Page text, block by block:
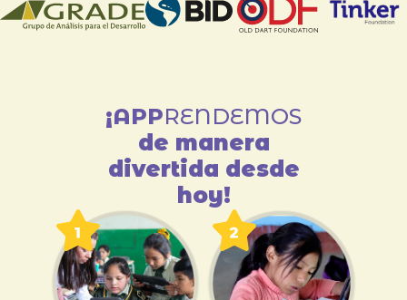
¡APPRENDEMOS
de manera
divertida desde
hoy!